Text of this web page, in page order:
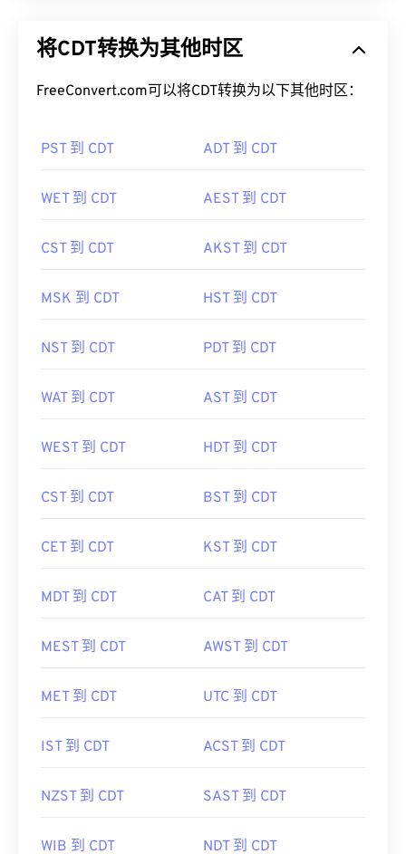
将CDT转换为其他时区
FreeConvert.com可以将CDT转换为以下其他时区：
PST 到 CDT ADT 到 CDT
WET 到 CDT AEST 到 CDT
CST 到 CDT AKST 到 CDT
MSK 到 CDT HST 到 CDT
NST 到 CDT PDT 到 CDT
WAT 到 CDT AST 到 CDT
WEST 到 CDT HDT 到 CDT
CST 到 CDT BST 到 CDT
CET 到 CDT KST 到 CDT
MDT 到 CDT CAT 到 CDT
MEST 到 CDT AWST 到 CDT
MET 到 CDT UTC 到 CDT
IST 到 CDT ACST 到 CDT
NZST 到 CDT SAST 到 CDT
WIB 到 CDT NDT 到 CDT